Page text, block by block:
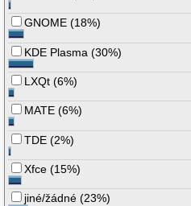
GNOME (18%)
KDE Plasma (30%)
LXQt (6%)
MATE (6%)
TDE (2%)
Xfce (15%)
jiné/žádné (23%)